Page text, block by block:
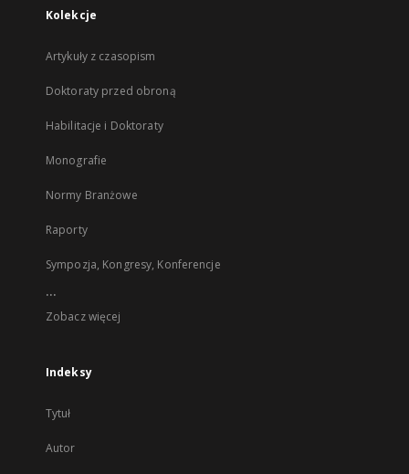
Kolekcje
Artykuły z czasopism
Doktoraty przed obroną
Habilitacje i Doktoraty
Monografie
Normy Branżowe
Raporty
Sympozja, Kongresy, Konferencje
...
Zobacz więcej
Indeksy
Tytuł
Autor